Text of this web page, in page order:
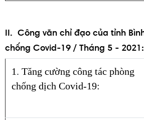
II. Công văn chỉ đạo của tỉnh
chống Covid-19 / Tháng 5 - 2021:
1. Tăng cường công tác phòng
chống dịch Covid-19: